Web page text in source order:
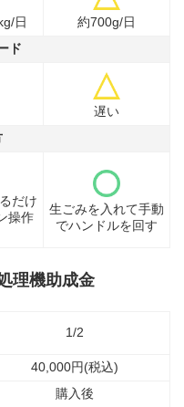
日
約700g/日
ド
遅い
だけ
操作
生ごみを入れて手動
でハンドルを回す
理機助成金
1/2
40,000円(税込)
購入後